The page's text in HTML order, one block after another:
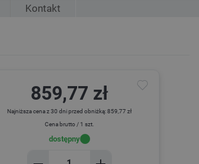
Kontakt
859,77 zł
Najniższa cena z 30 dni przed obniżką: 859,77 zł
Cena brutto / 1 szt.
dostępny